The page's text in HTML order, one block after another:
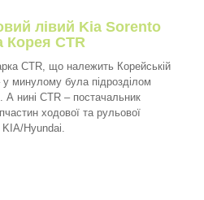
лівий Kia Sorento
Корея CTR
CTR, що належить Корейській
минулому була підрозділом
А нині CTR – постачальник
ходової та рульової
KIA/Hyundai.